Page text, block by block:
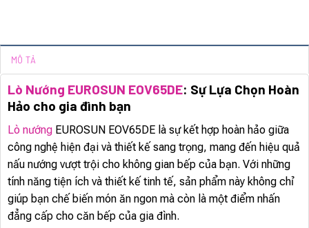
MÔ TẢ
Lò Nướng EUROSUN EOV65DE: Sự Lựa Chọn Hoàn
Hảo cho gia đình bạn
Lò nướng EUROSUN EOV65DE là sự kết hợp hoàn hảo giữa
công nghệ hiện đại và thiết kế sang trọng, mang đến hiệu quả
nấu nướng vượt trội cho không gian bếp của bạn. Với những
tính năng tiện ích và thiết kế tinh tế, sản phẩm này không chỉ
giúp bạn chế biến món ăn ngon mà còn là một điểm nhấn
đẳng cấp cho căn bếp của gia đình.